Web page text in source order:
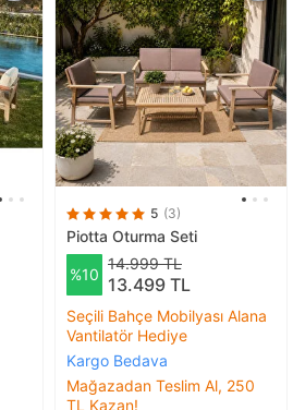
5 (3)
Piotta Oturma Seti
%10
14.999 TL
13.499 TL
Seçili Bahçe Mobilyası Alana
Vantilatör Hediye
Kargo Bedava
Mağazadan Teslim Al, 250
TL Kazan!